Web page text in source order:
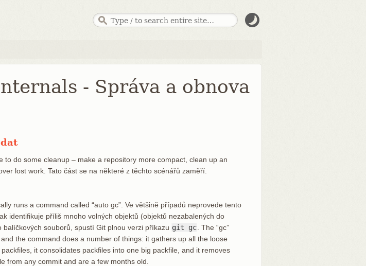
- Správa a obnova
to do some cleanup – make a repository more compact, clean up an
lost work. Tato část se na některé z těchto scénářů zaměří.
runs a command called “auto gc”. Ve většině případů neprovede tento
identifikuje příliš mnoho volných objektů (objektů nezabalených do
balíčkových souborů, spustí Git plnou verzi příkazu git gc . The “gc”
the command does a number of things: it gathers up all the loose
it consolidates packfiles into one big packfile, and it removes
from any commit and are a few months old.